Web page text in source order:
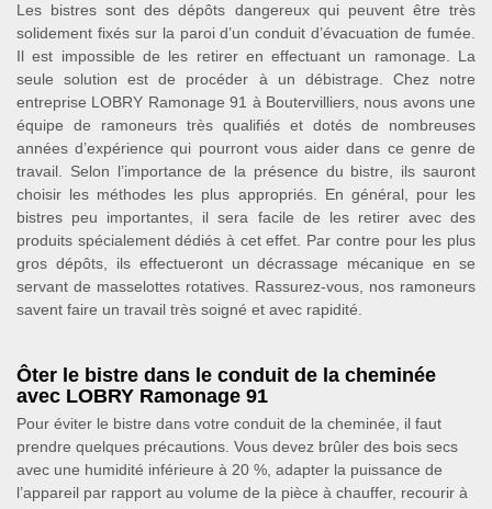
Les bistres sont des dépôts dangereux qui peuvent être très
solidement fixés sur la paroi d’un conduit d’évacuation de fumée.
Il est impossible de les retirer en effectuant un ramonage. La
seule solution est de procéder à un débistrage. Chez notre
entreprise LOBRY Ramonage 91 à Boutervilliers, nous avons une
équipe de ramoneurs très qualifiés et dotés de nombreuses
années d’expérience qui pourront vous aider dans ce genre de
travail. Selon l’importance de la présence du bistre, ils sauront
choisir les méthodes les plus appropriés. En général, pour les
bistres peu importantes, il sera facile de les retirer avec des
produits spécialement dédiés à cet effet. Par contre pour les plus
gros dépôts, ils effectueront un décrassage mécanique en se
servant de masselottes rotatives. Rassurez-vous, nos ramoneurs
savent faire un travail très soigné et avec rapidité.
Ôter le bistre dans le conduit de la cheminée
avec LOBRY Ramonage 91
Pour éviter le bistre dans votre conduit de la cheminée, il faut
prendre quelques précautions. Vous devez brûler des bois secs
avec une humidité inférieure à 20 %, adapter la puissance de
l’appareil par rapport au volume de la pièce à chauffer, recourir à